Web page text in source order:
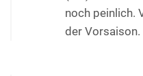
noch peinlich.
der